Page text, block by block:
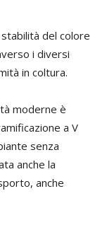
del colore
i diversi
in coltura.
moderne è
a V
senza
anche la
anche